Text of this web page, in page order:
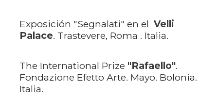
Exposición "Segnalati" en el Velli
Palace. Trastevere, Roma . Italia.
The International Prize "Rafaello".
Fondazione Efetto Arte. Mayo. Bolonia.
Italia.